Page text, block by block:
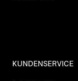
KUNDENSERVICE